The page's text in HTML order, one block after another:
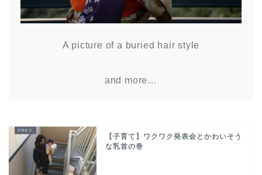
A picture of a buried hair style
and more…
【子育て】ワクワク発表会とかわいそう
な乳首の巻